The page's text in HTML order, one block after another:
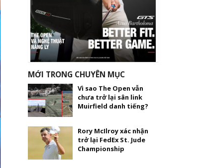
MỚI TRONG CHUYÊN MỤC
Vì sao The Open vẫn
chưa trở lại sân link
Muirfield danh tiếng?
Rory McIlroy xác nhận
trở lại FedEx St. Jude
Championship